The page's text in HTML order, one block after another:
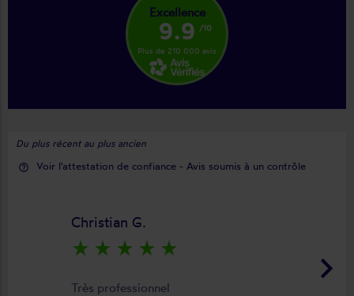
Excellence
9.9 /10
Plus de 210 000 avis
Du plus récent au plus ancien
help_outline Voir l'attestation de confiance - Avis soumis à un contrôle
keyboard_arrow_right
Christian G.
star_rate star_rate star_rate star_rate star_rate
Très professionnel